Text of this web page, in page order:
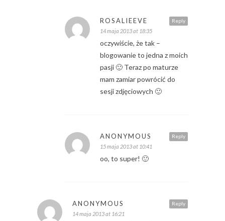
Reply
ROSALIEEVE
14 maja 2013 at 18:35
oczywiście, że tak –
blogowanie to jedna z moich
pasji 🙂 Teraz po maturze
mam zamiar powrócić do
sesji zdjęciowych 🙂
Reply
ANONYMOUS
15 maja 2013 at 10:41
oo, to super! 🙂
Reply
ANONYMOUS
14 maja 2013 at 16:21